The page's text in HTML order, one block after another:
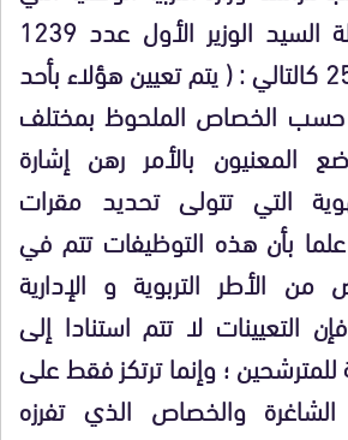
استندت إلى رسالة السيد الوزير الأول عدد 1239
بتاريخ 25/09/2007 كالتالي : ( يتم تعيين هؤلاء بأحد
حسب الخصاص الملحوظ بمختلف
المعنيون بالأمر رهن إشارة
التي تتولى تحديد مقرات
بأن هذه التوظيفات تتم في
الأطر التربوية و الإدارية
التعيينات لا تتم استنادا إلى
للمترشحين ؛ وإنما ترتكز فقط على
والخصاص الذي تفرزه